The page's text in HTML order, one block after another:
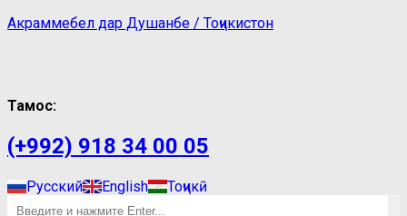
Акраммебел дар Душанбе / Тоҷикистон
Тамос:
(+992) 918 34 00 05
Русский English Тоҷикӣ